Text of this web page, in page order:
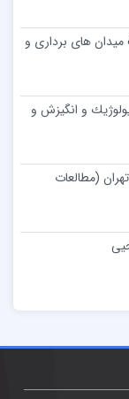
عمومی 2 مبحث میدان ھای برداری و
و انگيزش و
(مطالعات